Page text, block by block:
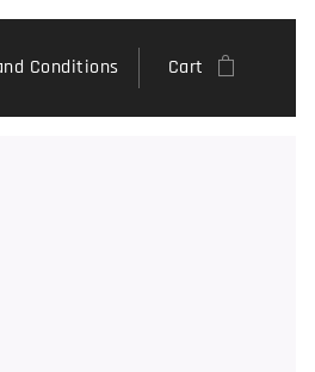
Conditions Cart